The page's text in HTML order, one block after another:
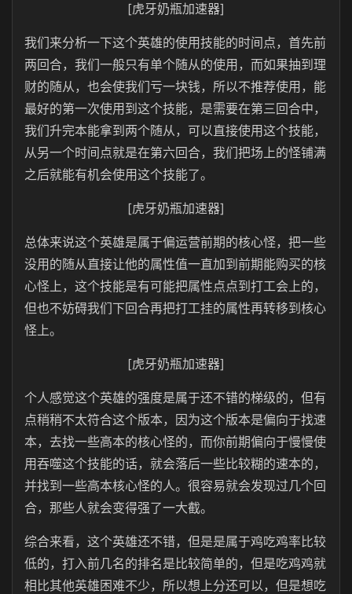
[虎牙奶瓶加速器]
我们来分析一下这个英雄的使用技能的时间点，首先前
两回合，我们一般只有单个随从的使用，而如果抽到理
财的随从，也会使我们亏一块钱，所以不推荐使用，能
最好的第一次使用到这个技能，是需要在第三回合中，
我们升完本能拿到两个随从，可以直接使用这个技能，
从另一个时间点就是在第六回合，我们把场上的怪铺满
之后就能有机会使用这个技能了。
[虎牙奶瓶加速器]
总体来说这个英雄是属于偏运营前期的核心怪，把一些
没用的随从直接让他的属性值一直加到前期能购买的核
心怪上，这个技能是有可能把属性点点到打工会上的，
但也不妨碍我们下回合再把打工挂的属性再转移到核心
怪上。
[虎牙奶瓶加速器]
个人感觉这个英雄的强度是属于还不错的梯级的，但有
点稍稍不太符合这个版本，因为这个版本是偏向于找速
本，去找一些高本的核心怪的，而你前期偏向于慢慢使
用吞噬这个技能的话，就会落后一些比较糊的速本的，
并找到一些高本核心怪的人。很容易就会发现过几个回
合，那些人就会变得强了一大截。
综合来看，这个英雄还不错，但是是属于鸡吃鸡率比较
低的，打入前几名的排名是比较简单的，但是吃鸡鸡就
相比其他英雄困难不少，所以想上分还可以，但是想吃